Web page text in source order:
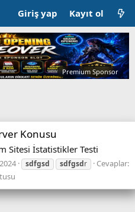
Giriş yap Kayıt ol
Premium Sponsor
Konusu
Sitesi İstatistikler Testi
sdfgsd sdfgsdr
Cevaplar: